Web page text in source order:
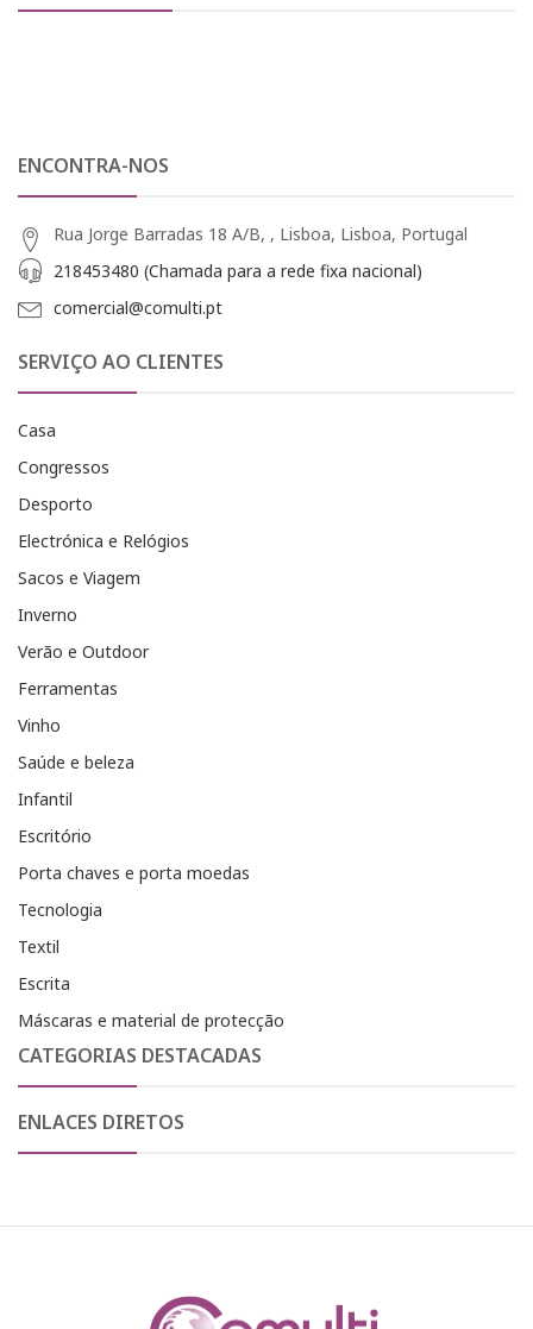
ENCONTRA-NOS
Rua Jorge Barradas 18 A/B, , Lisboa, Lisboa, Portugal
218453480 (Chamada para a rede fixa nacional)
comercial@comulti.pt
SERVIÇO AO CLIENTES
Casa
Congressos
Desporto
Electrónica e Relógios
Sacos e Viagem
Inverno
Verão e Outdoor
Ferramentas
Vinho
Saúde e beleza
Infantil
Escritório
Porta chaves e porta moedas
Tecnologia
Textil
Escrita
Máscaras e material de protecção
CATEGORIAS DESTACADAS
ENLACES DIRETOS